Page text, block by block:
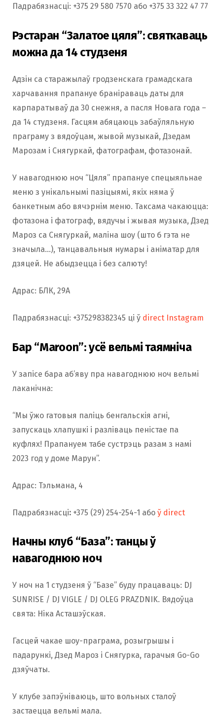
Падрабязнасці: +375 29 580 7570 або +375 33 322 47 77
Рэстаран “Залатое цяля”: святкаваць
можна да 14 студзеня
Адзін са старажылаў гродзенскага грамадскага
харчавання прапануе браніраваць даты для
карпаратываў да 30 снежня, а пасля Новага года –
да 14 студзеня. Гасцям абяцаюць забаўляльную
праграму з вядоўцам, жывой музыкай, Дзедам
Марозам і Снягуркай, фатографам, фотазонай.
У навагоднюю ноч “Цяля” прапануе спецыяльнае
меню з унікальнымі пазіцыямі, якіх няма ў
банкетным або вячэрнім меню. Таксама чакаюцца:
фотазона і фатограф, вядучы і жывая музыка, Дзед
Мароз са Снягуркай, маліна шоу (што б гэта не
значыла…), танцавальныя нумары і аніматар для
дзяцей. Не абыдзецца і без салюту!
Адрас: БЛК, 29А
Падрабязнасці: +375298382345 ці ў direct Instagram
Бар “Maroon”: усё вельмі таямніча
У запісе бара аб’яву пра навагоднюю ноч вельмі
лаканічна:
“Мы ўжо гатовыя паліць бенгальскія агні,
запускаць хлапушкі і разліваць пеністае па
куфлях! Прапануем табе сустрэць разам з намі
2023 год у доме Марун”.
Адрас: Тэльмана, 4
Падрабязнасці: +375 (29) 254-254-1 або ў direct
Начны клуб “База”: танцы ў
навагоднюю ноч
У ноч на 1 студзеня ў “Базе” буду працаваць: DJ
SUNRISE / DJ VIGLE / DJ OLEG PRAZDNIK. Вядоўца
свята: Ніка Асташэўская.
Гасцей чакае шоу-праграма, розыгрышы і
падарункі, Дзед Мароз і Снягурка, гарачыя Go-Go
дзяўчаты.
У клубе запэўніваюць, што вольных сталоў
застаецца вельмі мала.